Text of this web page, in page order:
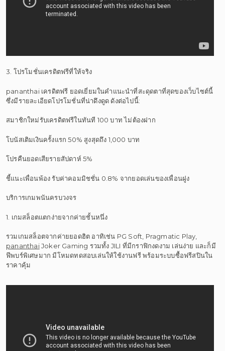
3. โปรโมชั่นเครดิตฟรีที่ให้จริง
pananthai เครดิตฟรี ยอดเยี่ยมในคำแนะนำที่สะดุดตาที่สุดของเว็บไซต์นี้
ซึ่งมีรายละเอียดโปรโมชั่นที่น่าดึงดูด ดังต่อไปนี้:
สมาชิกใหม่รับเครดิตฟรีในทันที 100 บาท ไม่ต้องฝาก
โบนัสเติมเงินครั้งแรก 50% สูงสุดถึง 1,000 บาท
โปรคืนยอดเสียรายสัปดาห์ 5%
ชี้แนะเพื่อนพ้อง รับค่าคอมมิชชั่น 0.8% จากยอดเล่นของเพื่อนฝูง
บริการเกมพนันครบวงจร
1. เกมสล็อตแตกง่ายจากค่ายชั้นหนึ่ง
รวมเกมสล็อตจากค่ายยอดฮิต อาทิเช่น PG Soft, Pragmatic Play,
pananthaiJoker Gaming รวมทั้ง JILI ที่มีกราฟิกงดงาม เล่นง่าย และก็มี
ฟีพบร์พิเศษมาก มีโหมดทดสอบเล่นให้ใช้งานฟรี พร้อมระบบซื้อฟรีสปินใน
ราคาคุ้ม